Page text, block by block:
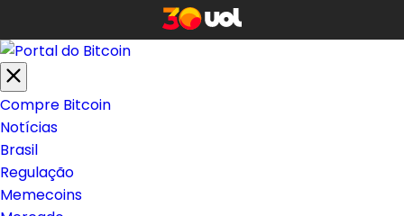
Compre Bitcoin
Notícias
Brasil
Regulação
Memecoins